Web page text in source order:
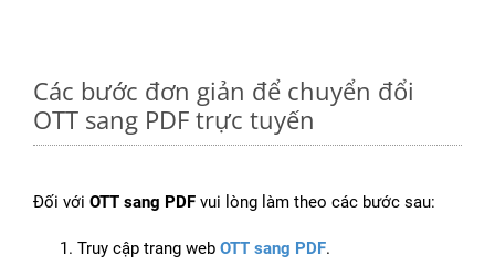
Các bước đơn giản để chuyển đổi
OTT sang PDF trực tuyến
Đối với OTT sang PDF vui lòng làm theo các bước sau:
Truy cập trang web OTT sang PDF.